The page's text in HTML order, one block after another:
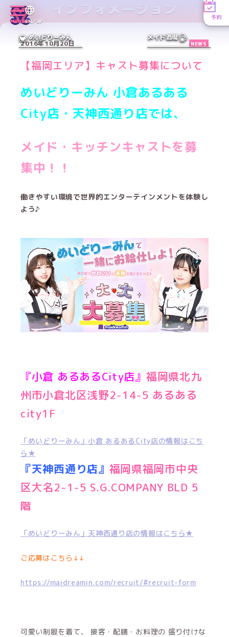
MENUEN／JP
予約
めいどりーみん メイド酒場
インフォメーション
2016年10月20日 NEWS
【福岡エリア】キャスト募集について
めいどりーみん 小倉あるある
City店・天神西通り店では、
メイド・キッチンキャストを募
集中！！
働きやすい環境で世界的エンターテインメントを体験し
よう♪
『小倉 あるあるCity店』 福岡県北九
州市小倉北区浅野2-14-5 あるある
city1F
「めいどりーみん」小倉 あるあるCity店の情報はこち
ら★
『天神西通り店』 福岡県福岡市中央
区大名2-1-5 S.G.COMPANY BLD 5
階
「めいどりーみん」天神西通り店の情報はこちら★
ご応募はこちら↓↓
https://maidreamin.com/recruit/#recruit-form
可愛い制服を着て、 接客・配膳・お料理の 盛り付けな